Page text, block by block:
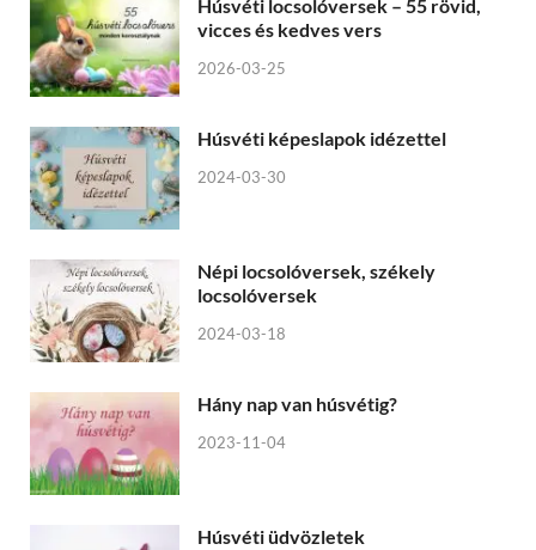
Húsvéti locsolóversek – 55 rövid,
vicces és kedves vers
2026-03-25
Húsvéti képeslapok idézettel
2024-03-30
Népi locsolóversek, székely
locsolóversek
2024-03-18
Hány nap van húsvétig?
2023-11-04
Húsvéti üdvözletek